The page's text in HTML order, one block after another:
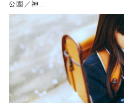
公園／神…